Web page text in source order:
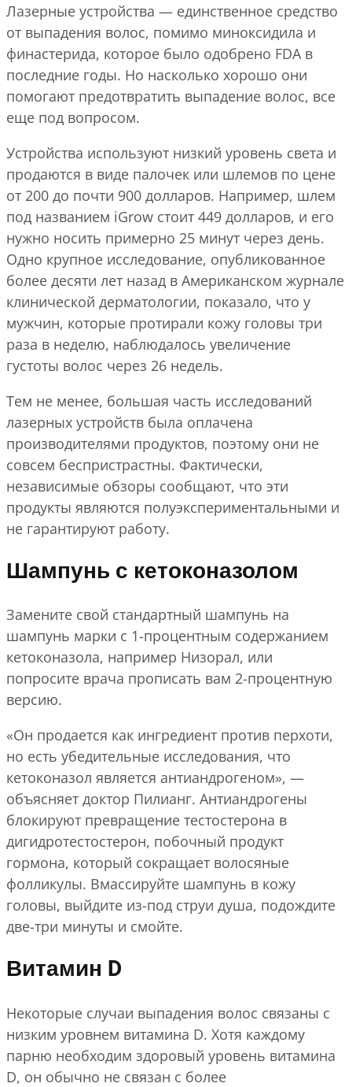
Лазерные устройства — единственное средство
от выпадения волос, помимо миноксидила и
финастерида, которое было одобрено FDA в
последние годы. Но насколько хорошо они
помогают предотвратить выпадение волос, все
еще под вопросом.
Устройства используют низкий уровень света и
продаются в виде палочек или шлемов по цене
от 200 до почти 900 долларов. Например, шлем
под названием iGrow стоит 449 долларов, и его
нужно носить примерно 25 минут через день.
Одно крупное исследование, опубликованное
более десяти лет назад в Американском журнале
клинической дерматологии, показало, что у
мужчин, которые протирали кожу головы три
раза в неделю, наблюдалось увеличение
густоты волос через 26 недель.
Тем не менее, большая часть исследований
лазерных устройств была оплачена
производителями продуктов, поэтому они не
совсем беспристрастны. Фактически,
независимые обзоры сообщают, что эти
продукты являются полуэкспериментальными и
не гарантируют работу.
Шампунь с кетоконазолом
Замените свой стандартный шампунь на
шампунь марки с 1-процентным содержанием
кетоконазола, например Низорал, или
попросите врача прописать вам 2-процентную
версию.
«Он продается как ингредиент против перхоти,
но есть убедительные исследования, что
кетоконазол является антиандрогеном», —
объясняет доктор Пилианг. Антиандрогены
блокируют превращение тестостерона в
дигидротестостерон, побочный продукт
гормона, который сокращает волосяные
фолликулы. Вмассируйте шампунь в кожу
головы, выйдите из-под струи душа, подождите
две-три минуты и смойте.
Витамин D
Некоторые случаи выпадения волос связаны с
низким уровнем витамина D. Хотя каждому
парню необходим здоровый уровень витамина
D, он обычно не связан с более